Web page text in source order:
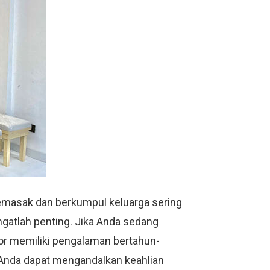
dan berkumpul keluarga sering
penting. Jika Anda sedang
memiliki pengalaman bertahun-
dapat mengandalkan keahlian